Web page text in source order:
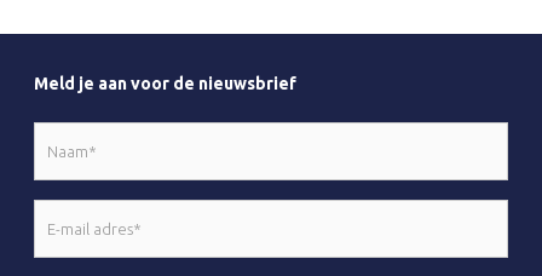
Meld je aan voor de nieuwsbrief